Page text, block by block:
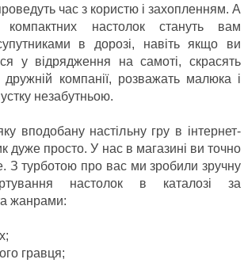
час з користю і захопленням. А
компактних настолок стануть вам
в дорозі, навіть якщо ви
у відрядження на самоті, скрасять
компанії, розважать малюка і
незабутньою.
вподобану настільну гру в інтернет-
дуже просто. У нас в магазині ви точно
З турботою про вас ми зробили зручну
настолок в каталозі за
жанрами:
гравця;